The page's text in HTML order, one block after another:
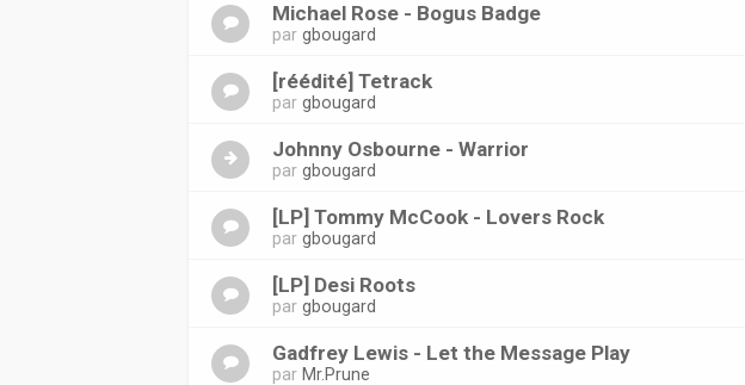
Michael Rose - Bogus Badge
pargbougard
[réédité] Tetrack
pargbougard
Johnny Osbourne - Warrior
pargbougard
[LP] Tommy McCook - Lovers Rock
pargbougard
[LP] Desi Roots
pargbougard
Gadfrey Lewis - Let the Message Play
par Mr.Prune